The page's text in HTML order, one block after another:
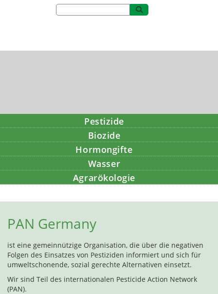
Pestizide
Biozide
Hormongifte
Wasser
Agrarökologie
PAN Germany
ist eine gemeinnützige Organisation, die über die negativen
Folgen des Einsatzes von Pestiziden informiert und sich für
umweltschonende, sozial gerechte Alternativen einsetzt.
Wir sind Teil des internationalen Pesticide Action Network
(PAN).